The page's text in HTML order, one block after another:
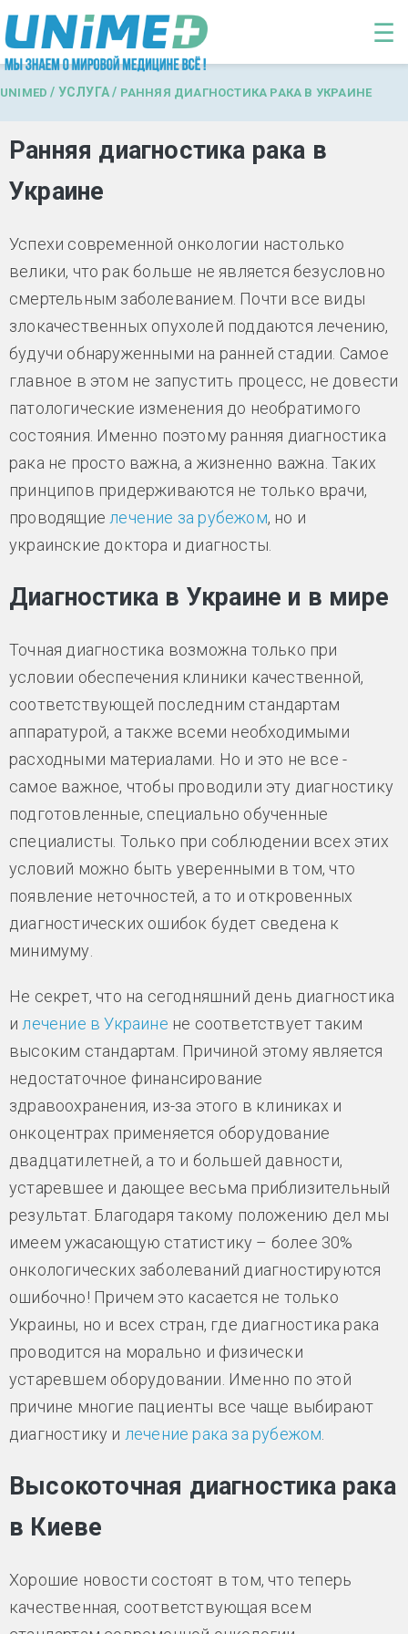
Перейти к основному содержанию
☰
UNIMED / УСЛУГА / РАННЯЯ ДИАГНОСТИКА РАКА В УКРАИНЕ
Ранняя диагностика рака в
Украине
Успехи современной онкологии настолько
велики, что рак больше не является безусловно
смертельным заболеванием. Почти все виды
злокачественных опухолей поддаются лечению,
будучи обнаруженными на ранней стадии. Самое
главное в этом не запустить процесс, не довести
патологические изменения до необратимого
состояния. Именно поэтому ранняя диагностика
рака не просто важна, а жизненно важна. Таких
принципов придерживаются не только врачи,
проводящие лечение за рубежом, но и
украинские доктора и диагносты.
Диагностика в Украине и в мире
Точная диагностика возможна только при
условии обеспечения клиники качественной,
соответствующей последним стандартам
аппаратурой, а также всеми необходимыми
расходными материалами. Но и это не все -
самое важное, чтобы проводили эту диагностику
подготовленные, специально обученные
специалисты. Только при соблюдении всех этих
условий можно быть уверенными в том, что
появление неточностей, а то и откровенных
диагностических ошибок будет сведена к
минимуму.
Не секрет, что на сегодняшний день диагностика
и лечение в Украине не соответствует таким
высоким стандартам. Причиной этому является
недостаточное финансирование
здравоохранения, из-за этого в клиниках и
онкоцентрах применяется оборудование
двадцатилетней, а то и большей давности,
устаревшее и дающее весьма приблизительный
результат. Благодаря такому положению дел мы
имеем ужасающую статистику – более 30%
онкологических заболеваний диагностируются
ошибочно! Причем это касается не только
Украины, но и всех стран, где диагностика рака
проводится на морально и физически
устаревшем оборудовании. Именно по этой
причине многие пациенты все чаще выбирают
диагностику и лечение рака за рубежом
Высокоточная диагностика рака
в Киеве
Хорошие новости состоят в том, что теперь
качественная, соответствующая всем